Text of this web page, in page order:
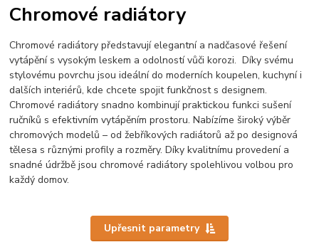
Chromové radiátory
Chromové radiátory představují elegantní a nadčasové řešení
vytápění s vysokým leskem a odolností vůči korozi. Díky svému
stylovému povrchu jsou ideální do moderních koupelen, kuchyní i
dalších interiérů, kde chcete spojit funkčnost s designem.
Chromové radiátory snadno kombinují praktickou funkci sušení
ručníků s efektivním vytápěním prostoru. Nabízíme široký výběr
chromových modelů – od žebříkových radiátorů až po designová
tělesa s různými profily a rozměry. Díky kvalitnímu provedení a
snadné údržbě jsou chromové radiátory spolehlivou volbou pro
každý domov.
Upřesnit parametry